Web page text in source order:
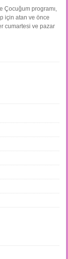
Çocuğum programı,
için atan ve önce
cumartesi ve pazar